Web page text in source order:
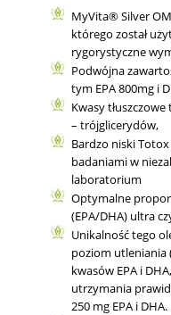
MyVita® Silver
którego został
rygorystyczne
Podwójna
tym EPA 800mg i
Kwasy
– trójglicerydów,
Bardzo niski
badaniami w
laboratorium
Optymalne
(EPA/DHA) ultra
Unikalność tego
poziom utleniania
kwasów EPA i
utrzymania
250 mg EPA i DHA.